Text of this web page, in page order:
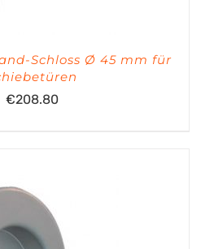
Schloss Ø 45 mm für
€208.80